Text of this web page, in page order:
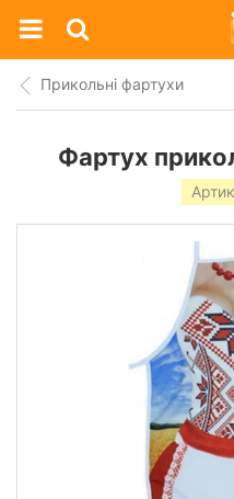
Прикольні фартухи
Фартух